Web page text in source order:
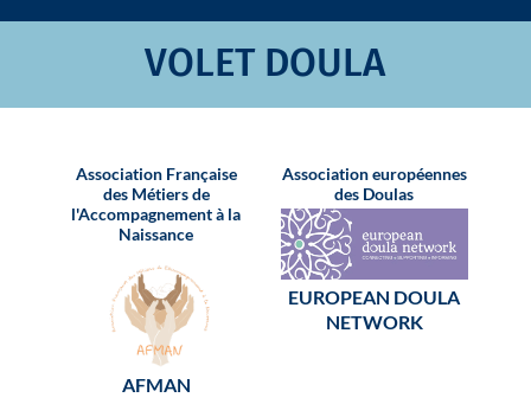
VOLET DOULA
Association Française
des Métiers de
l'Accompagnement à la
Naissance
AFMAN
Association européennes
des Doulas
EUROPEAN DOULA
NETWORK